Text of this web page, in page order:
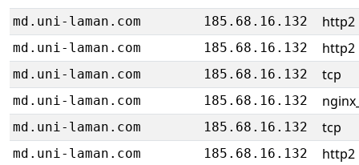
md.uni-laman.com 185.68.16.132 http2
md.uni-laman.com 185.68.16.132 http2
md.uni-laman.com 185.68.16.132 tcp
md.uni-laman.com 185.68.16.132
md.uni-laman.com 185.68.16.132 tcp
md.uni-laman.com 185.68.16.132 http2